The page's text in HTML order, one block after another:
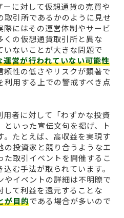
に対して仮想通貨の売買や
取引所であるかのように見せ
際にはその運営体制やサービ
くの仮想通貨取引所と異な
いないことが大きな問題で
運営が行われていない可能性
頼性の低さやリスクが顕著で
利用する上での警戒すべき点
者に対して「わずかな投資
いった宣伝文句を掲げ、ト
。たとえば、高収益を実現す
の投資家と競り合うようなエ
た取引イベントを開催するこ
む手法が取られています。
やイベントの詳細は不明瞭で
して利益を還元することな
が目的である場合が多いので